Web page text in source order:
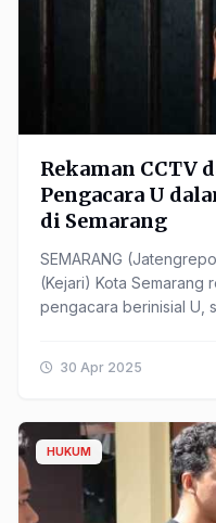
Rekaman CCTV
Pengacara U
di Semarang
SEMARANG
(Kejari) Kota Semarang
pengacara berinisial U,
30 Apr 2025
HUKUM